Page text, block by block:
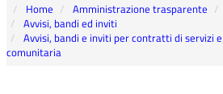
Home Amministrazione trasparente
Avvisi, bandi ed inviti
Avvisi, bandi e inviti per contratti di servizi
comunitaria